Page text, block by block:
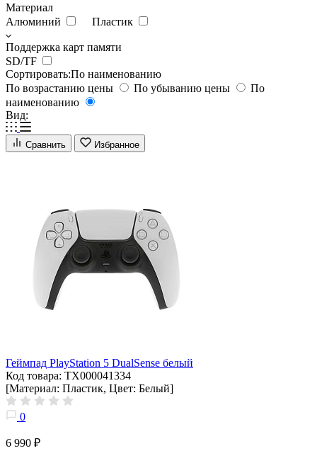
Материал
Алюминий
Пластик
Поддержка карт памяти
SD/TF
Сортировать:По наименованию
По возрастанию цены
По убыванию цены
По
наименованию
Вид:
Сравнить Избранное
Геймпад PlayStation 5 DualSense белый
Код товара: ТХ000041334
[Материал: Пластик, Цвет: Белый]
0
6 990 ₽